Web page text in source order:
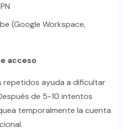
(Google Workspace,
acceso
repetidos ayuda a dificultar
de 5-10 intentos
temporalmente la cuenta